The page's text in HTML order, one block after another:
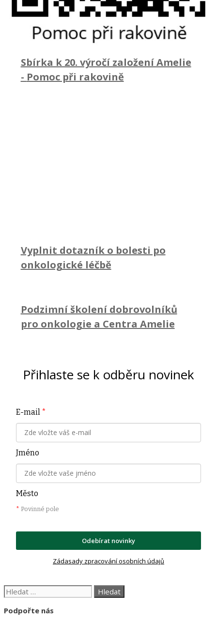
Sbírka k 20. výročí založení Amelie
- Pomoc při rakovině
Vyplnit dotazník o bolesti po
onkologické léčbě
Podzimní školení dobrovolníků
pro onkologie a Centra Amelie
Přihlaste se k odběru novinek
E-mail *
Jméno
Město
* Povinné pole
Odebírat novinky
Zádasady zpracování osobních údajů
Hledat:
Podpořte nás